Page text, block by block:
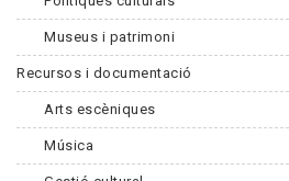
Museus i patrimoni
Recursos i documentació
Arts escèniques
Música